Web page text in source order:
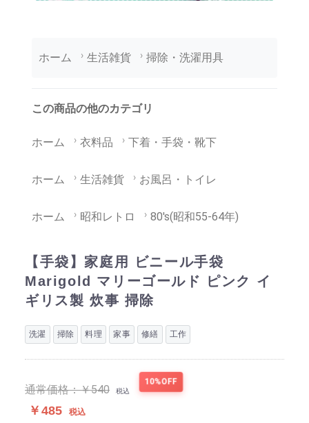
ホーム 生活雑貨 掃除・洗濯用具
この商品の他のカテゴリ
ホーム 衣料品 下着・手袋・靴下
ホーム 生活雑貨 お風呂・トイレ
ホーム 昭和レトロ 80's(昭和55-64年)
【手袋】家庭用 ビニール手袋
Marigold マリーゴールド ピンク イ
ギリス製 炊事 掃除
洗濯 掃除 料理 家事 修繕 工作
通常価格：￥540 税込
10%OFF
￥485 税込